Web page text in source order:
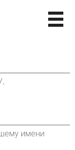
имени